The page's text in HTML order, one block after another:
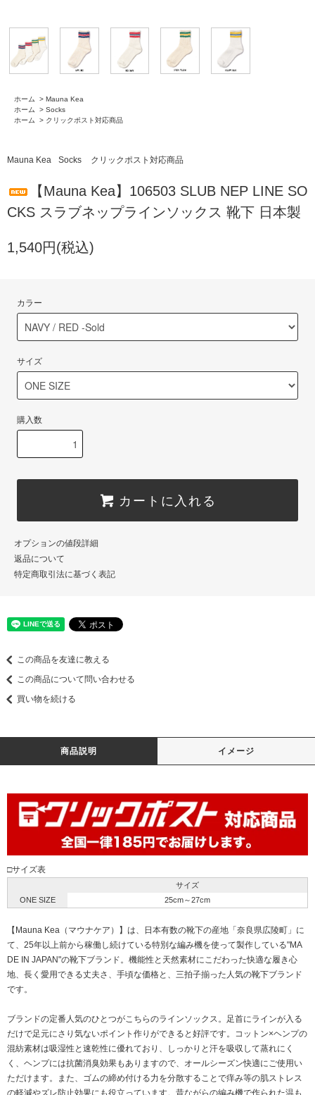
ホーム > Mauna Kea
ホーム
> Socks
ホーム
> クリックポスト対応商品
Mauna Kea Socks クリックポスト対応商品
【Mauna Kea】106503 SLUB NEP LINE SO
CKS スラブネップラインソックス 靴下 日本製
1,540円(税込)
カラー
サイズ
購入数
カートに入れる
オプションの値段詳細
返品について
特定商取引法に基づく表記
この商品を友達に教える
この商品について問い合わせる
買い物を続ける
商品説明 イメージ
□サイズ表
サイズ
ONE SIZE
25cm～27cm
【Mauna Kea（マウナケア）】は、日本有数の靴下の産地「奈良県広陵町」に
て、25年以上前から稼働し続けている特別な編み機を使って製作している"MA
DE IN JAPAN"の靴下ブランド。機能性と天然素材にこだわった快適な履き心
地、長く愛用できる丈夫さ、手頃な価格と、三拍子揃った人気の靴下ブランド
です。
ブランドの定番人気のひとつがこちらのラインソックス。足首にラインが入る
だけで足元にさり気ないポイント作りができると好評です。コットン×ヘンプの
混紡素材は吸湿性と速乾性に優れており、しっかりと汗を吸収して蒸れにく
く、ヘンプには抗菌消臭効果もありますので、オールシーズン快適にご使用い
ただけます。また、ゴムの締め付ける力を分散することで痒み等の肌ストレス
の軽減やズレ防止効果にも役立っています。昔ながらの編み機で作られた温も